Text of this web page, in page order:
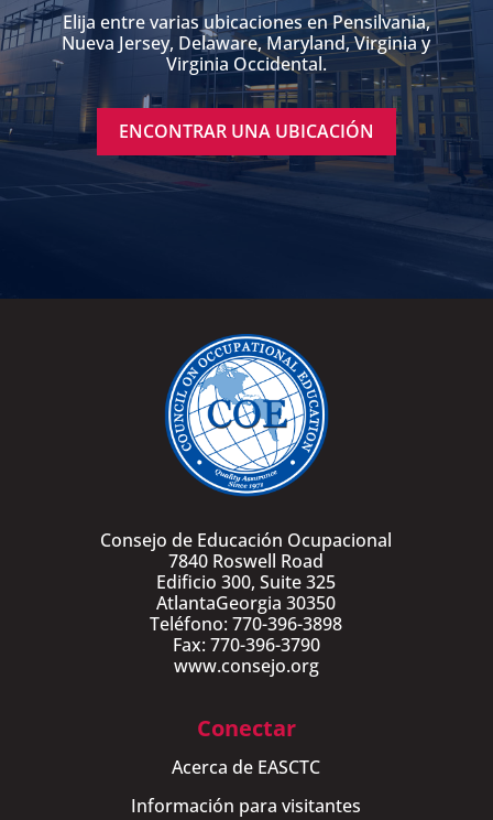
Elija entre varias ubicaciones en Pensilvania,
Nueva Jersey, Delaware, Maryland, Virginia y
Virginia Occidental.
ENCONTRAR UNA UBICACIÓN
Consejo de Educación Ocupacional
7840 Roswell Road
Edificio 300, Suite 325
AtlantaGeorgia 30350
Teléfono: 770-396-3898
Fax: 770-396-3790
www.consejo.org
Conectar
Acerca de EASCTC
Información para visitantes